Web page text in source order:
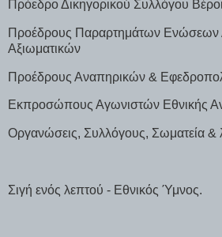
Πρόεδρο Δικηγορικού Συλλόγου
Προέδρους Παραρτημάτων
Αξιωματικών
Προέδρους Αναπηρικών &
Εκπροσώπους Αγωνιστών Εθνικής
Οργανώσεις, Συλλόγους, Σωματεία &
Σιγή ενός λεπτού - Εθνικός Ύμνος.